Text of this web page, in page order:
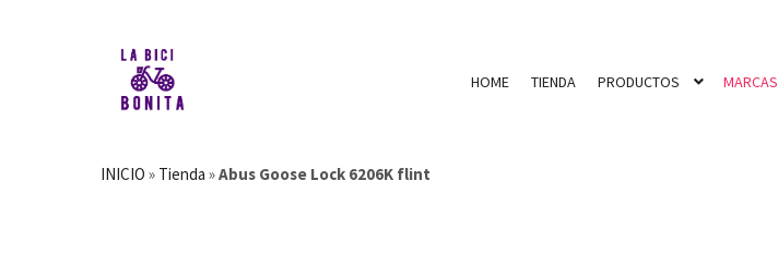
HOME TIENDA PRODUCTOS MARCAS
INICIO » Tienda »Abus Goose Lock 6206K flint